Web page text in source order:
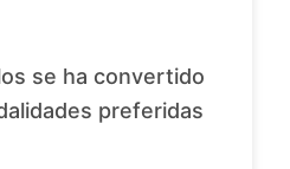
preferidas